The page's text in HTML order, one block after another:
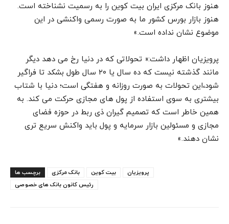
هنوز بانک مرکزی ایران بیت کوین را به رسمیت نشناخته است.
هنوز بازار بورس کشور ما به صورت رسمی واکنشی در این
موضوع نشان نداده است.»
پرویزیان اظهار داشت:« تحولاتی که در دنیا رخ می دهد دیگر
مانند گذشته نیست که ده سال یا ۲۰ سال طول بشکد تا فراگیر
شود،این تحولات به صورت روزانه و هفتگی است؛ دنیا با شتاب
بیشتری به سوی استفاده از پول های مجازی حرکت می کند. به
همین خاطر است که تصمیم گیران ذی ربط در حوزه فضای
مجازی و مسئولین بازار سرمایه و پول باید واکنش سریع تری
نشان دهند.»
برچسب ها بانک مرکزی بیت کوین
پرویزیان
رئیس کانون بانک های خصوصی